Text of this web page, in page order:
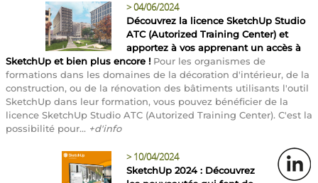
>04/06/2024
Découvrez la licence SketchUp Studio
ATC (Autorized Training Center) et
apportez à vos apprenant un accès à
SketchUp et bien plus encore ! Pour les organismes de
formations dans les domaines de la décoration d'intérieur, de la
construction, ou de la rénovation des bâtiments utilisants l'outil
SketchUp dans leur formation, vous pouvez bénéficier de la
licence SketchUp Studio ATC (Autorized Training Center). C'est la
possibilité pour... +d'info
> 10/04/2024
SketchUp 2024 : Découvrez